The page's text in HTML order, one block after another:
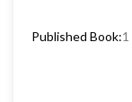
Published Book:1